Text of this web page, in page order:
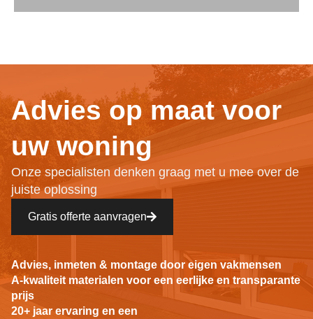
Advies op maat voor
uw woning
Onze specialisten denken graag met u mee over de
juiste oplossing
Gratis offerte aanvragen
Advies, inmeten & montage door eigen vakmensen
A-kwaliteit materialen voor een eerlijke en transparante
prijs
20+ jaar ervaring en een